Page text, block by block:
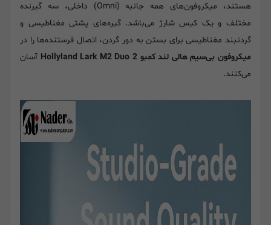
هستند، میکروفون‌های همه جانبه (Omni) داخلی، سه گیرنده
مختلف و یک کیس شارژ می‌باشد. گیره‌های پشتی مغناطیسی و
گردنبند مغناطیسی برای بستن به دور گردن، اتصال فرستنده‌ها را در
میکروفون بی‌سیم هالی لند کمبو Hollyland Lark M2 Duo 2
آسان
می‌کنند.